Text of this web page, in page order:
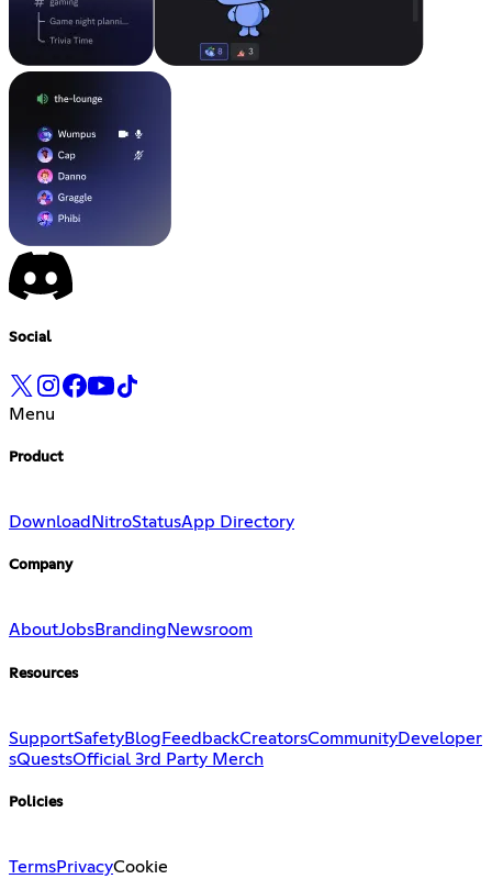
Social
Menu
Product
Download NitroStatusApp Directory
Company
AboutJobsBranding Newsroom
Resources
SupportSafetyBlog FeedbackCreatorsCommunityDeveloper
sQuestsOfficial 3rd Party Merch
Policies
TermsPrivacyCookie